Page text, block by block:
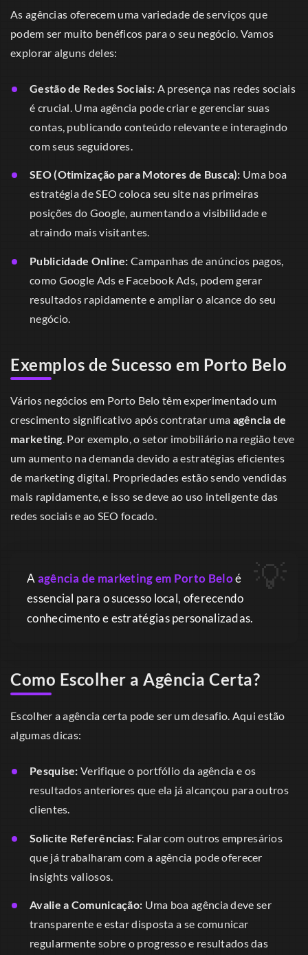
As agências oferecem uma variedade de serviços que
podem ser muito benéficos para o seu negócio. Vamos
explorar alguns deles:
Gestão de Redes Sociais: A presença nas redes sociais
é crucial. Uma agência pode criar e gerenciar suas
contas, publicando conteúdo relevante e interagindo
com seus seguidores.
SEO (Otimização para Motores de Busca): Uma boa
estratégia de SEO coloca seu site nas primeiras
posições do Google, aumentando a visibilidade e
atraindo mais visitantes.
Publicidade Online: Campanhas de anúncios pagos,
como Google Ads e Facebook Ads, podem gerar
resultados rapidamente e ampliar o alcance do seu
negócio.
Exemplos de Sucesso em Porto Belo
Vários negócios em Porto Belo têm experimentado um
crescimento significativo após contratar uma agência de
marketing. Por exemplo, o setor imobiliário na região teve
um aumento na demanda devido a estratégias eficientes
de marketing digital. Propriedades estão sendo vendidas
mais rapidamente, e isso se deve ao uso inteligente das
redes sociais e ao SEO focado.
Aagência de marketing em Porto Beloé
essencial para o sucesso local, oferecendo
conhecimento e estratégias personalizadas.
Como Escolher a Agência Certa?
Escolher a agência certa pode ser um desafio. Aqui estão
algumas dicas:
Pesquise: Verifique o portfólio da agência e os
resultados anteriores que ela já alcançou para outros
clientes.
Solicite Referências: Falar com outros empresários
que já trabalharam com a agência pode oferecer
insights valiosos.
Avalie a Comunicação: Uma boa agência deve ser
transparente e estar disposta a se comunicar
regularmente sobre o progresso e resultados das